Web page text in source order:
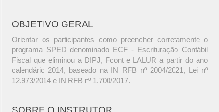
OBJETIVO GERAL
Orientar os participantes como preencher corretamente o
programa SPED denominado ECF - Escrituração Contábil
Fiscal que eliminou a DIPJ, Fcont e LALUR a partir do ano
calendário 2014, baseado na IN RFB nº 2004/2021, Lei nº
12.973/2014 e IN RFB nº 1.700/2017.
SOBRE O INSTRUTOR